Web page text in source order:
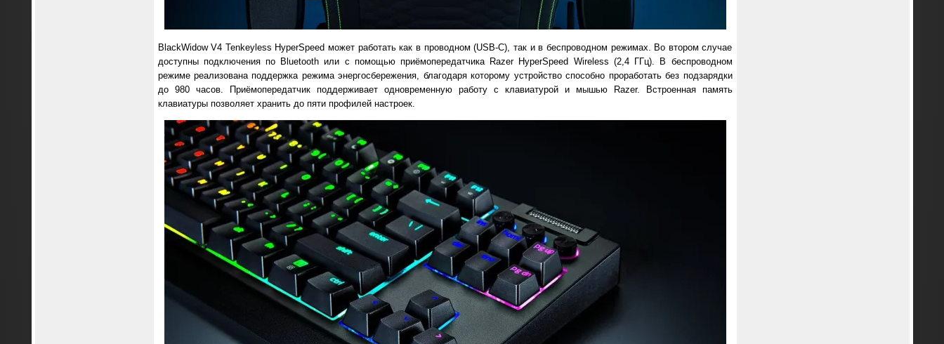
BlackWidow V4 Tenkeyless HyperSpeed может работать как в проводном (USB-C), так и в беспроводном режимах. Во втором случае
доступны подключения по Bluetooth или с помощью приёмопередатчика Razer HyperSpeed Wireless (2,4 ГГц). В беспроводном
режиме реализована поддержка режима энергосбережения, благодаря которому устройство способно проработать без подзарядки
до 980 часов. Приёмопередатчик поддерживает одновременную работу с клавиатурой и мышью Razer. Встроенная память
клавиатуры позволяет хранить до пяти профилей настроек.